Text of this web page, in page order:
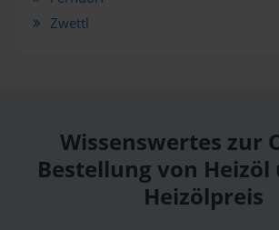
Zwettl
Wissenswertes zur
Bestellung von Heizöl
Heizölpreis